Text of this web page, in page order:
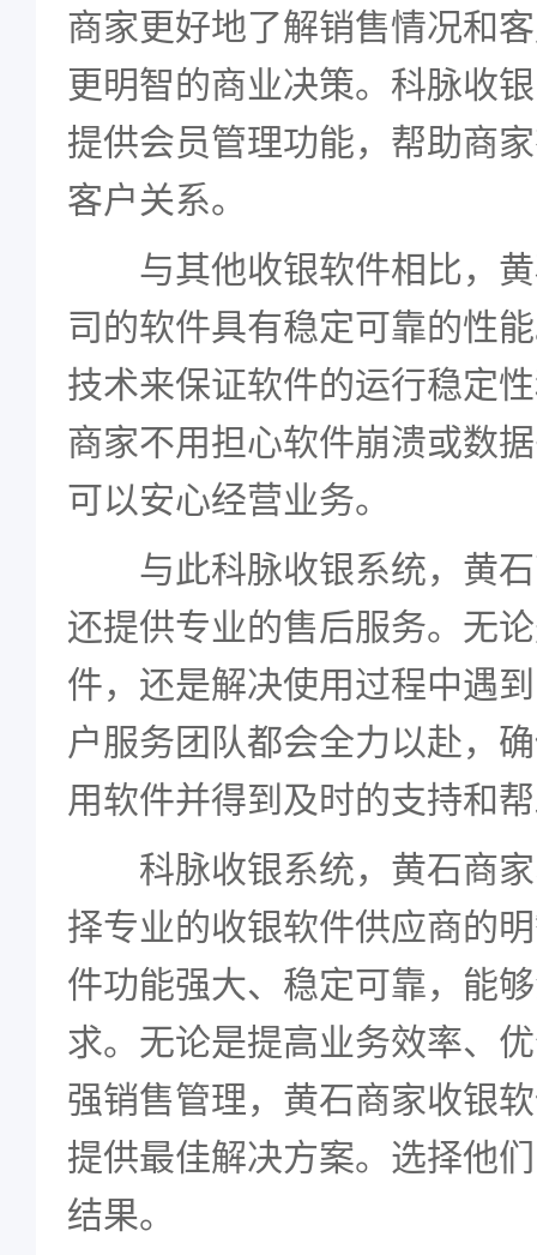
商家更好地了解销售情况和
更明智的商业决策。科脉收
提供会员管理功能，帮助商
客户关系。
与其他收银软件相比，黄
司的软件具有稳定可靠的性
技术来保证软件的运行稳定
商家不用担心软件崩溃或数
可以安心经营业务。
与此科脉收银系统，黄石
还提供专业的售后服务。无
件，还是解决使用过程中遇
户服务团队都会全力以赴，
用软件并得到及时的支持和
科脉收银系统，黄石商家
择专业的收银软件供应商的
件功能强大、稳定可靠，能
求。无论是提高业务效率、
强销售管理，黄石商家收银
提供最佳解决方案。选择他
结果。